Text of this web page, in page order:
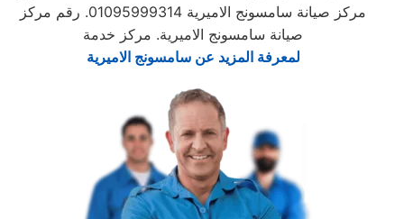
مركز صيانة سامسونج الاميرية 01095999314. رقم مركز
صيانة سامسونج الاميرية. مركز خدمة
لمعرفة المزيد عن سامسونج الاميرية